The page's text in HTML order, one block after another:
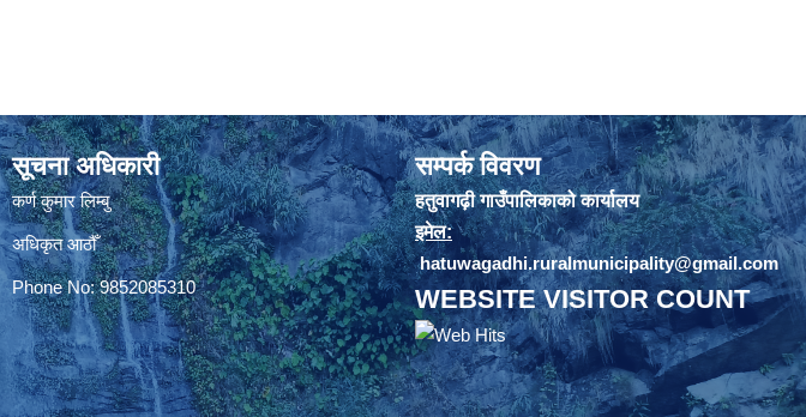
सूचना अधिकारी
कर्ण कुमार लिम्बु
अधिकृत आठौँ
Phone No: 9852085310
सम्पर्क विवरण
हतुवागढ़ी गाउँपालिकाको कार्यालय
इमेल:
hatuwagadhi.ruralmunicipality@gmail.com
WEBSITE VISITOR COUNT